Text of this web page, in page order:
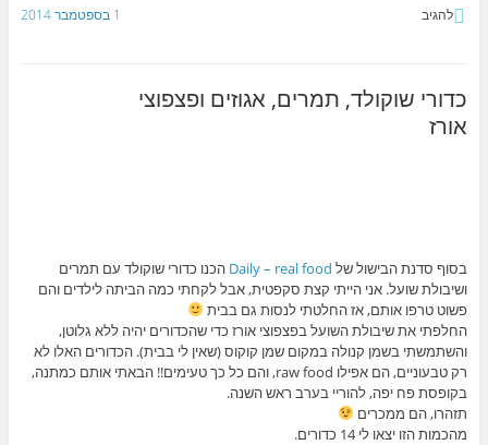
1 בספטמבר 2014 להגיב
כדורי שוקולד, תמרים, אגוזים ופצפוצי
אורז
בסוף סדנת הבישול של Daily – real food הכנו כדורי שוקולד עם תמרים
ושיבולת שועל. אני הייתי קצת סקפטית, אבל לקחתי כמה הביתה לילדים והם
פשוט טרפו אותם, אז החלטתי לנסות גם בבית
החלפתי את שיבולת השועל בפצפוצי אורז כדי שהכדורים יהיה ללא גלוטן,
והשתמשתי בשמן קנולה במקום שמן קוקוס (שאין לי בבית). הכדורים האלו לא
רק טבעוניים, הם אפילו raw food, והם כל כך טעימים!! הבאתי אותם כמתנה,
בקופסת פח יפה, להוריי בערב ראש השנה.
תזהרו, הם ממכרים
מהכמות הזו יצאו לי 14 כדורים.